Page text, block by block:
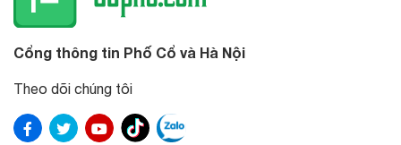
Cổng thông tin Phố Cổ và Hà Nội
Theo dõi chúng tôi